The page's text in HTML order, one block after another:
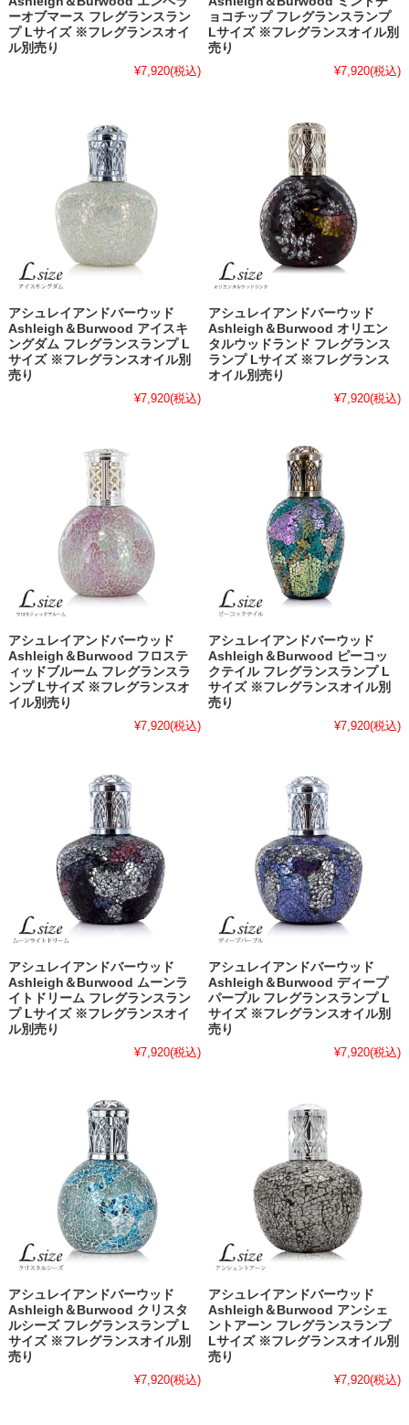
ーオブマース フレグランスラン
プ Lサイズ ※フレグランスオイ
ル別売り
¥7,920(税込)
ョコチップ フレグランスランプ
Lサイズ ※フレグランスオイル別
売り
¥7,920(税込)
アシュレイアンドバーウッド
Ashleigh＆Burwood アイスキ
ングダム フレグランスランプ L
サイズ ※フレグランスオイル別
売り
¥7,920(税込)
アシュレイアンドバーウッド
Ashleigh＆Burwood オリエン
タルウッドランド フレグランス
ランプ Lサイズ ※フレグランス
オイル別売り
¥7,920(税込)
アシュレイアンドバーウッド
Ashleigh＆Burwood フロステ
ィッドブルーム フレグランスラ
ンプ Lサイズ ※フレグランスオ
イル別売り
¥7,920(税込)
アシュレイアンドバーウッド
Ashleigh＆Burwood ピーコッ
クテイル フレグランスランプ L
サイズ ※フレグランスオイル別
売り
¥7,920(税込)
アシュレイアンドバーウッド
Ashleigh＆Burwood ムーンラ
イトドリーム フレグランスラン
プ Lサイズ ※フレグランスオイ
ル別売り
¥7,920(税込)
アシュレイアンドバーウッド
Ashleigh＆Burwood ディープ
パープル フレグランスランプ L
サイズ ※フレグランスオイル別
売り
¥7,920(税込)
アシュレイアンドバーウッド
Ashleigh＆Burwood クリスタ
ルシーズ フレグランスランプ L
サイズ ※フレグランスオイル別
売り
¥7,920(税込)
アシュレイアンドバーウッド
Ashleigh＆Burwood アンシェ
ントアーン フレグランスランプ
Lサイズ ※フレグランスオイル別
売り
¥7,920(税込)